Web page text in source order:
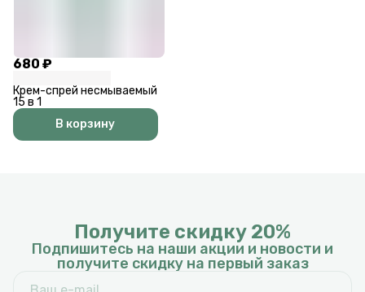
680 ₽
Крем-спрей несмываемый
15 в 1
В корзину
Получите скидку 20%
Подпишитесь на наши акции и новости и
получите скидку на первый заказ